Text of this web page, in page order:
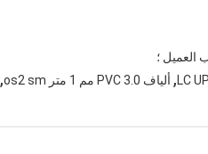
, ألياف PVC 3.0 مم 1 متر os2 sm ,